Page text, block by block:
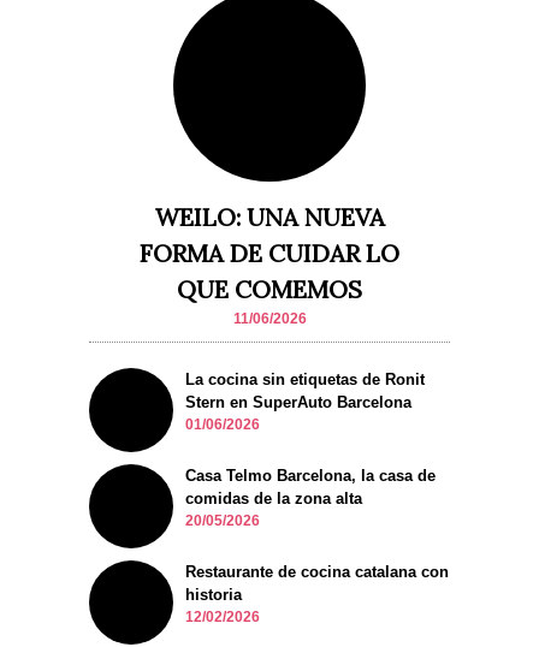
WEILO: UNA NUEVA
FORMA DE CUIDAR LO
QUE COMEMOS
11/06/2026
La cocina sin etiquetas de Ronit
Stern en SuperAuto Barcelona
01/06/2026
Casa Telmo Barcelona, la casa de
comidas de la zona alta
20/05/2026
Restaurante de cocina catalana con
historia
12/02/2026
comportamiento
personalizados.